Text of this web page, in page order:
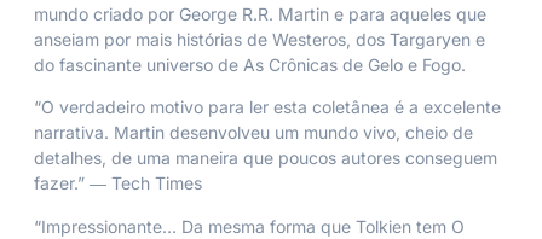
mundo criado por George R.R. Martin e para aqueles que
anseiam por mais histórias de Westeros, dos Targaryen e
do fascinante universo de As Crônicas de Gelo e Fogo.
“O verdadeiro motivo para ler esta coletânea é a excelente
narrativa. Martin desenvolveu um mundo vivo, cheio de
detalhes, de uma maneira que poucos autores conseguem
fazer.” ― Tech Times
“Impressionante… Da mesma forma que Tolkien tem O